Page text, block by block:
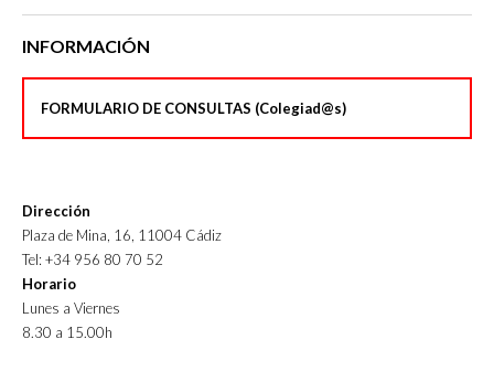
INFORMACIÓN
FORMULARIO DE CONSULTAS (Colegiad@s)
Dirección
Plaza de Mina, 16, 11004 Cádiz
Tel: +34 956 80 70 52
Horario
Lunes a Viernes
8.30 a 15.00h